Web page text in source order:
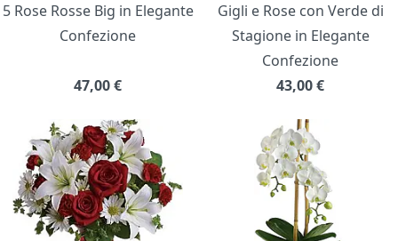
5 Rose Rosse Big in Elegante
Confezione
47,00€
Gigli e Rose con Verde di
Stagione in Elegante
Confezione
43,00€